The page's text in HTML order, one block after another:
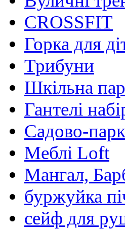
CROSSFIT
Горка для
Трибуни
Шкільна
Гантелі
Садово-
Меблі Loft
Мангал,
буржуйка
сейф для